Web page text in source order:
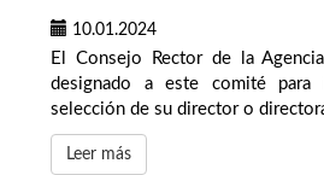
10.01.2024
El Consejo Rector de la
designado a este comité
selección de su director o
Leer más